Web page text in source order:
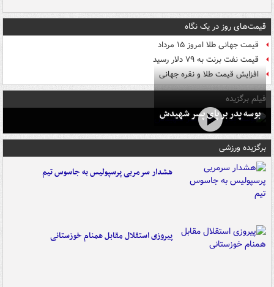
قیمت‌های روز در یک نگاه
قیمت جهانی طلا امروز ۱۵ مرداد
قیمت نفت برنت به ۷۹ دلار رسید
افزایش قیمت طلا و نقره جهانی
فیلم برگزیده
بوسه‌ پدر بر پای پسر شهیدش
برگزیده ورزشی
هشدار سرمربی پرسپولیس به جاسوس تیم
پیروزی استقلال مقابل همنام خوزستانی